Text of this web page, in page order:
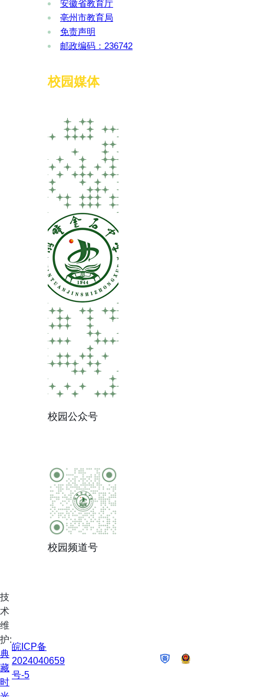
安徽省教育厅
亳州市教育局
免责声明
邮政编码：236742
校园媒体
校园公众号
校园频道号
技
术
维
护:
典
藏
时
皖ICP备
2024040659
号-5